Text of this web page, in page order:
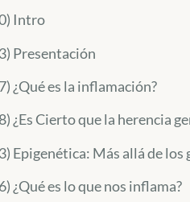
Intro
Presentación
¿Qué es la inflamación?
¿Es Cierto que la herencia
Epigenética: Más allá de los
¿Qué es lo que nos inflama?